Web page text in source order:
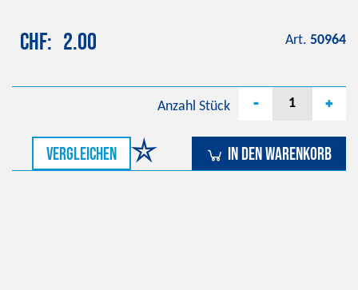
CHF 2.00 Art. 50964
vergleichen
Anzahl Stück - +
In den Warenkorb